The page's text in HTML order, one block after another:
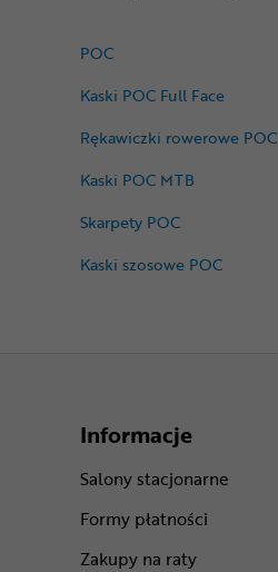
POC
Kaski POC Full Face
Rękawiczki rowerowe POC
Kaski POC MTB
Skarpety POC
Kaski szosowe POC
Informacje
Salony stacjonarne
Formy płatności
Zakupy na raty